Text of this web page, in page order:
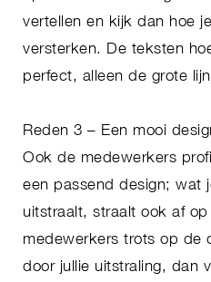
vertellen en kijk dan hoe
versterken. De teksten
perfect, alleen de grote
Reden 3 – Een mooi
Ook de medewerkers
een passend design; wat
uitstraalt, straalt ook af
medewerkers trots op de
door jullie uitstraling, dan